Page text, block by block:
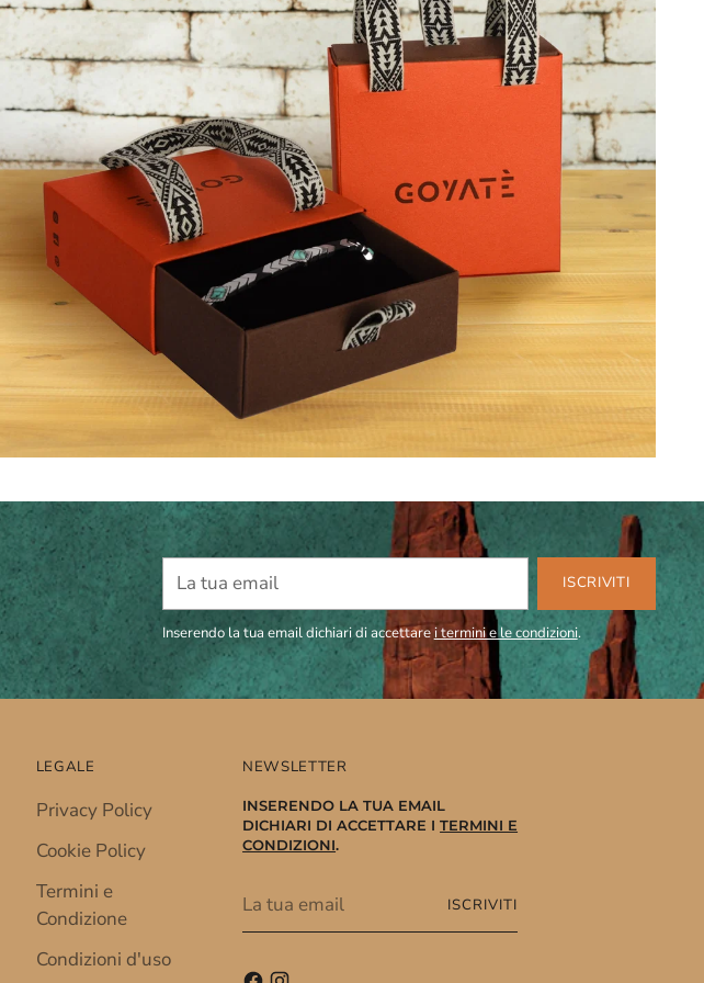
La
tua
email
ISCRIVITI
Inserendo la tua email dichiari di accettarei termini e le condizioni.
LEGALE
Privacy Policy
Cookie Policy
Termini e
Condizione
Condizioni d'uso
NEWSLETTER
INSERENDO LA TUA EMAIL
DICHIARI DI ACCETTARE ITERMINI E
CONDIZIONI.
tua
ISCRIVITI